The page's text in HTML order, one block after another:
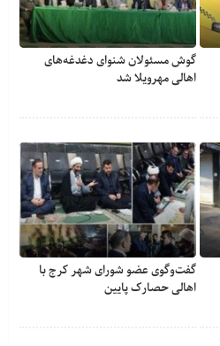
گوش مسئولان شنوای دغدغه‎‌های
اهالی مهرویلا شد
گفت‌وگوی عضو شورای شهر کرج با
اهالی حصارک پایین